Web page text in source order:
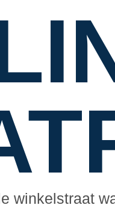
winkelstraat